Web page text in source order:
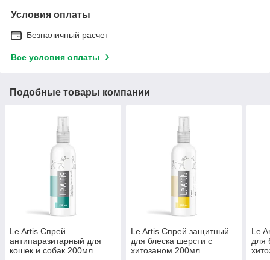
Условия оплаты
Безналичный расчет
Все условия оплаты
Подобные товары компании
Le Artis Спрей
антипаразитарный для
кошек и собак 200мл
Le Artis Спрей защитный
для блеска шерсти с
хитозаном 200мл
Le
для